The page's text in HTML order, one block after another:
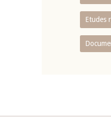
Etudes